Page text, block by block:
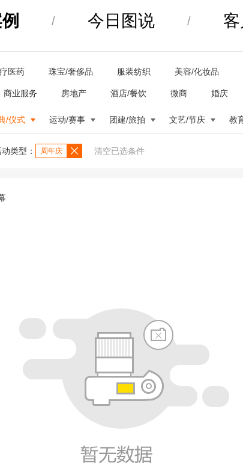
/ 今日图说 /
医药 珠宝/奢侈品 服装纺织 美容/化妆品
商业服务 房地产 酒店/餐饮 微商 婚庆
/仪式 运动/赛事 团建/旅拍 文艺/节庆 教
类型： 周年庆 清空已选条件